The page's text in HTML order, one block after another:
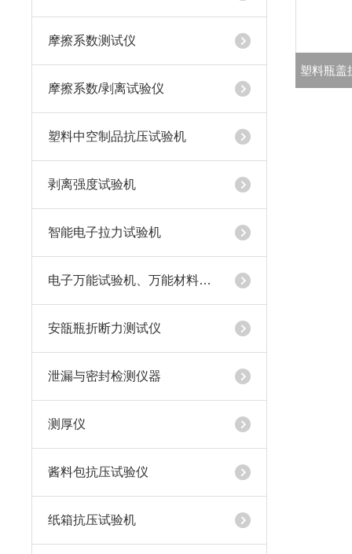
摩擦系数测试仪
摩擦系数/剥离试验仪
塑料中空制品抗压试验机
剥离强度试验机
智能电子拉力试验机
电子万能试验机、万能材料试验机
安瓿瓶折断力测试仪
泄漏与密封检测仪器
测厚仪
酱料包抗压试验仪
纸箱抗压试验机
塑料瓶盖